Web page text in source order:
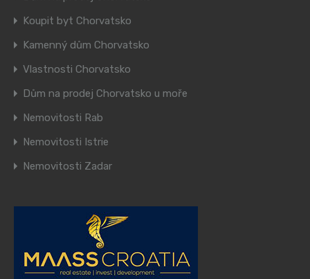
Koupit byt Chorvatsko
Kamenný dům Chorvatsko
Vlastnosti Chorvatsko
Dům na prodej Chorvatsko u moře
Nemovitosti Rab
Nemovitosti Istrie
Nemovitosti Zadar